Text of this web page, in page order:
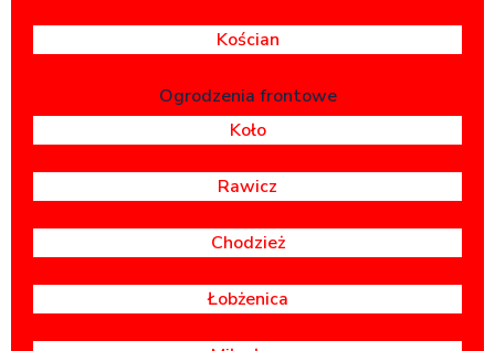
Kościan
Ogrodzenia frontowe
Koło
Rawicz
Chodzież
Łobżenica